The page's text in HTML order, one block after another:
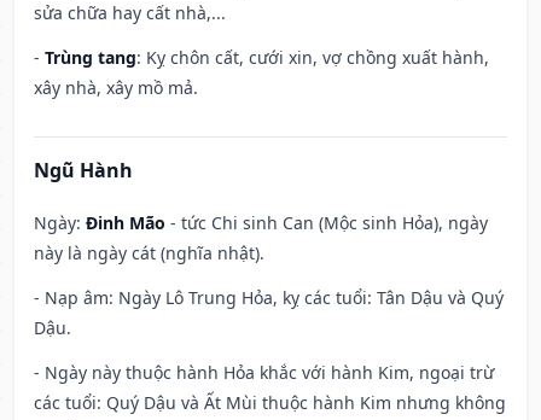
sửa chữa hay cất nhà,...
- Trùng tang: Kỵ chôn cất, cưới xin, vợ chồng xuất hành,
xây nhà, xây mồ mả.
Ngũ Hành
Ngày: Đinh Mão - tức Chi sinh Can (Mộc sinh Hỏa), ngày
này là ngày cát (nghĩa nhật).
- Nạp âm: Ngày Lô Trung Hỏa, kỵ các tuổi: Tân Dậu và Quý
Dậu.
- Ngày này thuộc hành Hỏa khắc với hành Kim, ngoại trừ
các tuổi: Quý Dậu và Ất Mùi thuộc hành Kim nhưng không